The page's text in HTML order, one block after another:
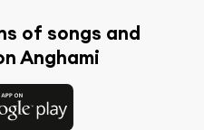
of songs and
Anghami